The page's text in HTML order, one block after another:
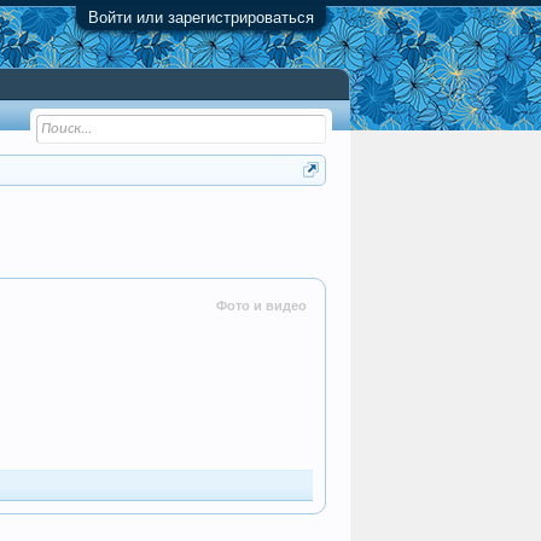
Войти или зарегистрироваться
Фото и видео